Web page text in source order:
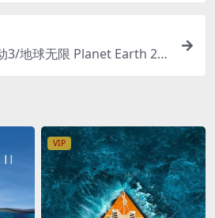
3/地球无限 Planet Earth 20
VIP